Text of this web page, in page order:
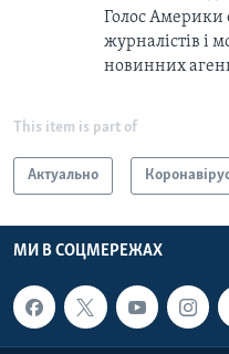
Голос Америки
журналістів і
новинних
This item is part of
Актуально
МИ В СОЦМЕРЕЖАХ